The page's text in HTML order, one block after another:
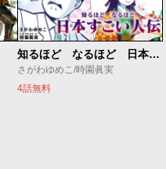
知るほど なるほど 日本すごい人伝
さがわゆめこ/時園眞実
4話無料